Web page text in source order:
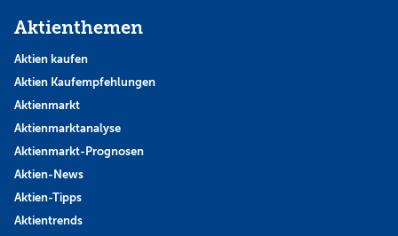
Aktienthemen
Aktien kaufen
Aktien Kaufempfehlungen
Aktienmarkt
Aktienmarktanalyse
Aktienmarkt-Prognosen
Aktien-News
Aktien-Tipps
Aktientrends